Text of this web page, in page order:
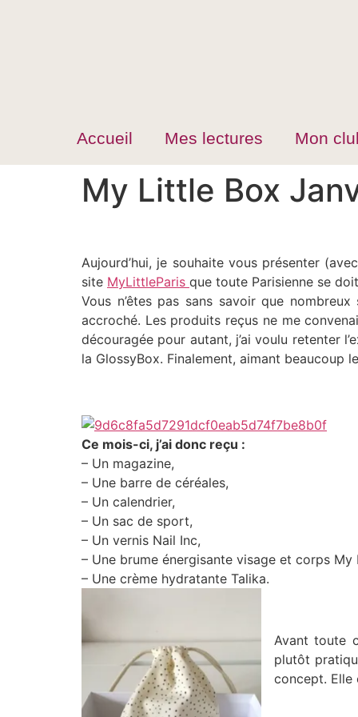
Accueil Mes lectures Mon
My Little Box
Aujourd’hui, je souhaite vous présenter
site MyLittleParis que toute Parisienne se
Vous n’êtes pas sans savoir que
accroché. Les produits reçus ne me
découragée pour autant, j’ai voulu retenter
la GlossyBox. Finalement, aimant beaucoup
Ce mois-ci, j’ai donc reçu :
– Un magazine,
– Une barre de céréales,
– Un calendrier,
– Un sac de sport,
– Un vernis Nail Inc,
– Une brume énergisante visage et corps My
– Une crème hydratante Talika.
Avant toute
plutôt
concept. Elle